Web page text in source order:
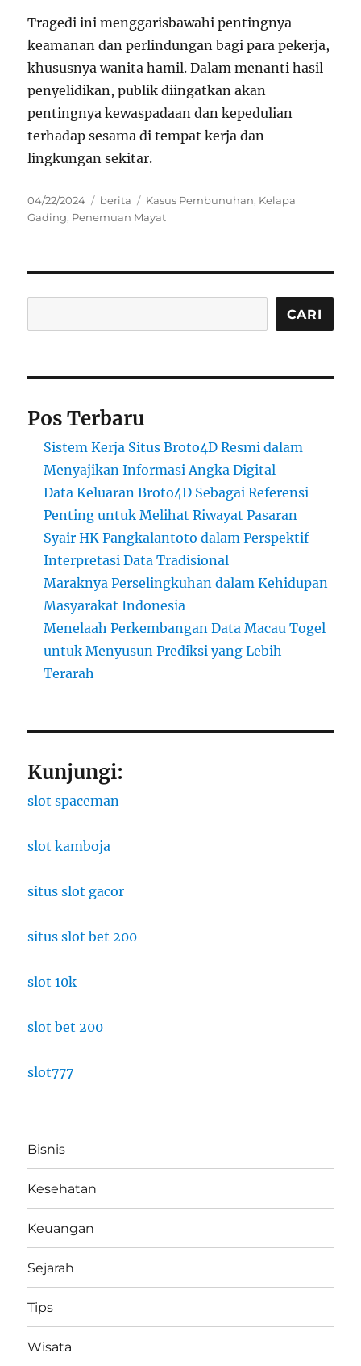
Tragedi ini menggarisbawahi pentingnya
keamanan dan perlindungan bagi para pekerja,
khususnya wanita hamil. Dalam menanti hasil
penyelidikan, publik diingatkan akan
pentingnya kewaspadaan dan kepedulian
terhadap sesama di tempat kerja dan
lingkungan sekitar.
Posted
on
04/22/2024 Categories
berita Tags
Kasus Pembunuhan, Kelapa
Gading, Penemuan Mayat
CARI
Pos Terbaru
Sistem Kerja Situs Broto4D Resmi dalam
Menyajikan Informasi Angka Digital
Data Keluaran Broto4D Sebagai Referensi
Penting untuk Melihat Riwayat Pasaran
Syair HK Pangkalantoto dalam Perspektif
Interpretasi Data Tradisional
Maraknya Perselingkuhan dalam Kehidupan
Masyarakat Indonesia
Menelaah Perkembangan Data Macau Togel
untuk Menyusun Prediksi yang Lebih
Terarah
Kunjungi:
slot spaceman
slot kamboja
situs slot gacor
situs slot bet 200
slot 10k
slot bet 200
slot777
Bisnis
Kesehatan
Keuangan
Sejarah
Tips
Wisata